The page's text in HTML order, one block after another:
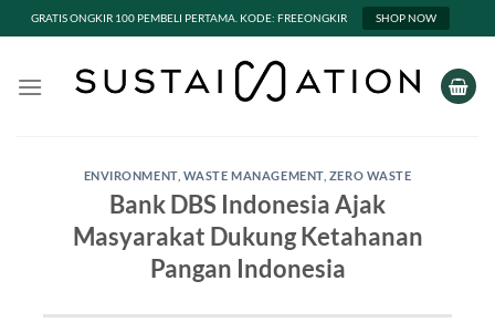
GRATIS ONGKIR 100 PEMBELI PERTAMA. KODE: FREEONGKIR SHOP NOW
ENVIRONMENT, WASTE MANAGEMENT, ZERO WASTE
Bank DBS Indonesia Ajak
Masyarakat Dukung Ketahanan
Pangan Indonesia